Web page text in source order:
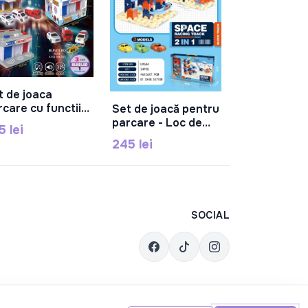
În Coș
de joaca
cu functii,
5
lei
În Coș
Set de joacă pentru
parcare - Loc de
parcare U9684
245 lei
SOCIAL